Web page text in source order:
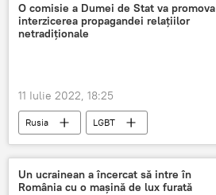
O comisie a Dumei de Stat va promova
interzicerea propagandei relațiilor
netradiționale
11 Iulie 2022, 18:25
Rusia LGBT
Un ucrainean a încercat să intre în
România cu o mașină de lux furată